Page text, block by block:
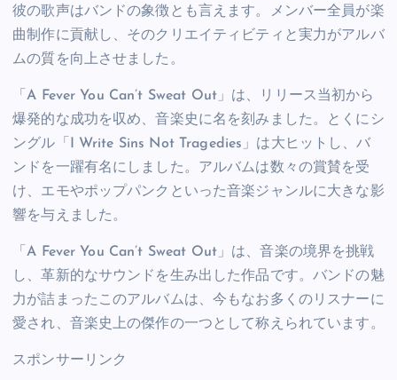
彼の歌声はバンドの象徴とも言えます。メンバー全員が楽
曲制作に貢献し、そのクリエイティビティと実力がアルバ
ムの質を向上させました。
「A Fever You Can’t Sweat Out」は、リリース当初から
爆発的な成功を収め、音楽史に名を刻みました。とくにシ
ングル「I Write Sins Not Tragedies」は大ヒットし、バ
ンドを一躍有名にしました。アルバムは数々の賞賛を受
け、エモやポップパンクといった音楽ジャンルに大きな影
響を与えました。
「A Fever You Can’t Sweat Out」は、音楽の境界を挑戦
し、革新的なサウンドを生み出した作品です。バンドの魅
力が詰まったこのアルバムは、今もなお多くのリスナーに
愛され、音楽史上の傑作の一つとして称えられています。
スポンサーリンク